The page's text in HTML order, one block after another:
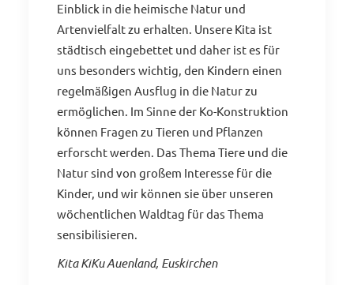
Einblick in die heimische Natur und
Artenvielfalt zu erhalten. Unsere Kita ist
städtisch eingebettet und daher ist es für
uns besonders wichtig, den Kindern einen
regelmäßigen Ausflug in die Natur zu
ermöglichen. Im Sinne der Ko-Konstruktion
können Fragen zu Tieren und Pflanzen
erforscht werden. Das Thema Tiere und die
Natur sind von großem Interesse für die
Kinder, und wir können sie über unseren
wöchentlichen Waldtag für das Thema
sensibilisieren.
Kita KiKu Auenland, Euskirchen